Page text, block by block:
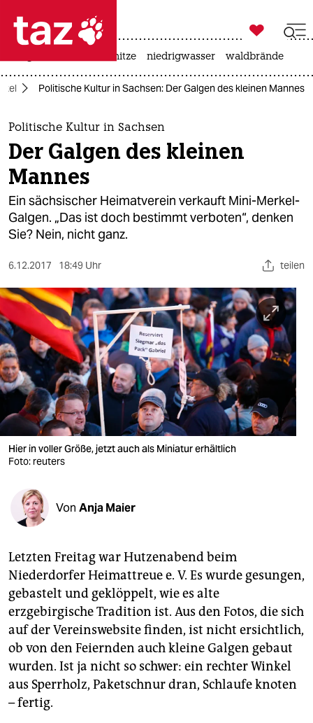
 taz zahl ich
taz zahl ich
themen
politik
öko
gesellschaft
sport
berlin
nord
wahrheit
verlag
verlag
veranstaltungen
shop
fragen & hilfe
abo
genossenschaft
epaper login

taz zahl ich
hitze niedrigwasser waldbrände
Politische Kultur in Sachsen: Der Galgen des kleinen Mannes
Politische Kultur in Sachsen
Der Galgen des kleinen
Mannes
Ein sächsischer Heimatverein verkauft Mini-Merkel-
Galgen. „Das ist doch bestimmt verboten“, denken
Sie? Nein, nicht ganz.
6.12.2017 18:49 Uhr teilen
Hier in voller Größe, jetzt auch als Miniatur erhältlich
Foto: reuters
Von Anja Maier
Letzten Freitag war Hutzenabend beim
Niederdorfer Heimattreue e. V. Es wurde gesungen,
gebastelt und geklöppelt, wie es alte
erzgebirgische Tradition ist. Aus den Fotos, die sich
auf der Vereinswebsite finden, ist nicht ersichtlich,
ob von den Feiernden auch kleine Galgen gebaut
wurden. Ist ja nicht so schwer: ein rechter Winkel
aus Sperrholz, Paketschnur dran, Schlaufe knoten
– fertig.